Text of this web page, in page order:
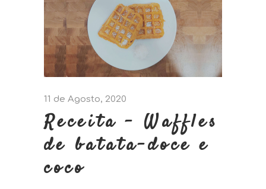
11 de Agosto, 2020
Receita – Waffles
de batata-doce e
coco